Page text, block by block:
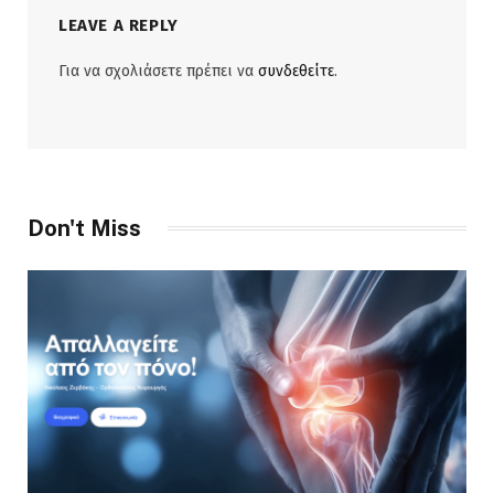
LEAVE A REPLY
Για να σχολιάσετε πρέπει να συνδεθείτε.
Don't Miss